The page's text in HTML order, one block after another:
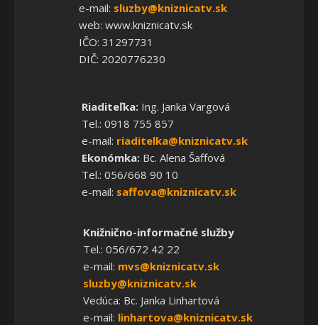
e-mail: sluzby@kniznicatv.sk
web: www.kniznicatv.sk
IČO: 31297731
DIČ: 2020776230
Riaditeľka:Ing. Janka Vargová
Tel.: 0918 755 857
e-mail: riaditelka@kniznicatv.sk
Ekonómka:Bc. Alena Šaffová
Tel.: 056/668 90 10
e-mail: saffova@kniznicatv.sk
Knižnično-informačné služby
Tel.: 056/672 42 22
e-mail: mvs@kniznicatv.sk
sluzby@kniznicatv.sk
Vedúca: Bc. Janka Linhartová
e-mail: linhartova@kniznicatv.sk